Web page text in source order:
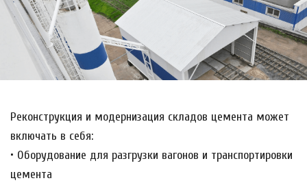
Реконструкция и модернизация складов цемента может
включать в себя:
• Оборудование для разгрузки вагонов и транспортировки
цемента